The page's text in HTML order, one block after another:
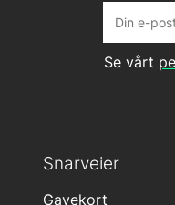
Se vårt
Snarveier
Gavekort